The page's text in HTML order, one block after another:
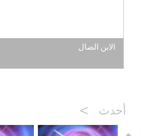
الابن الضال
أحدث >